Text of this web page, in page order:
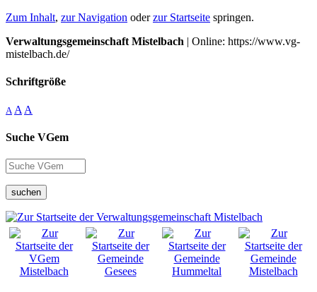
Zum Inhalt, zur Navigation oderzur Startseite springen.
Verwaltungsgemeinschaft Mistelbach | Online: https://www.vg-
mistelbach.de/
Schriftgröße
A A A
Suche VGem
suchen